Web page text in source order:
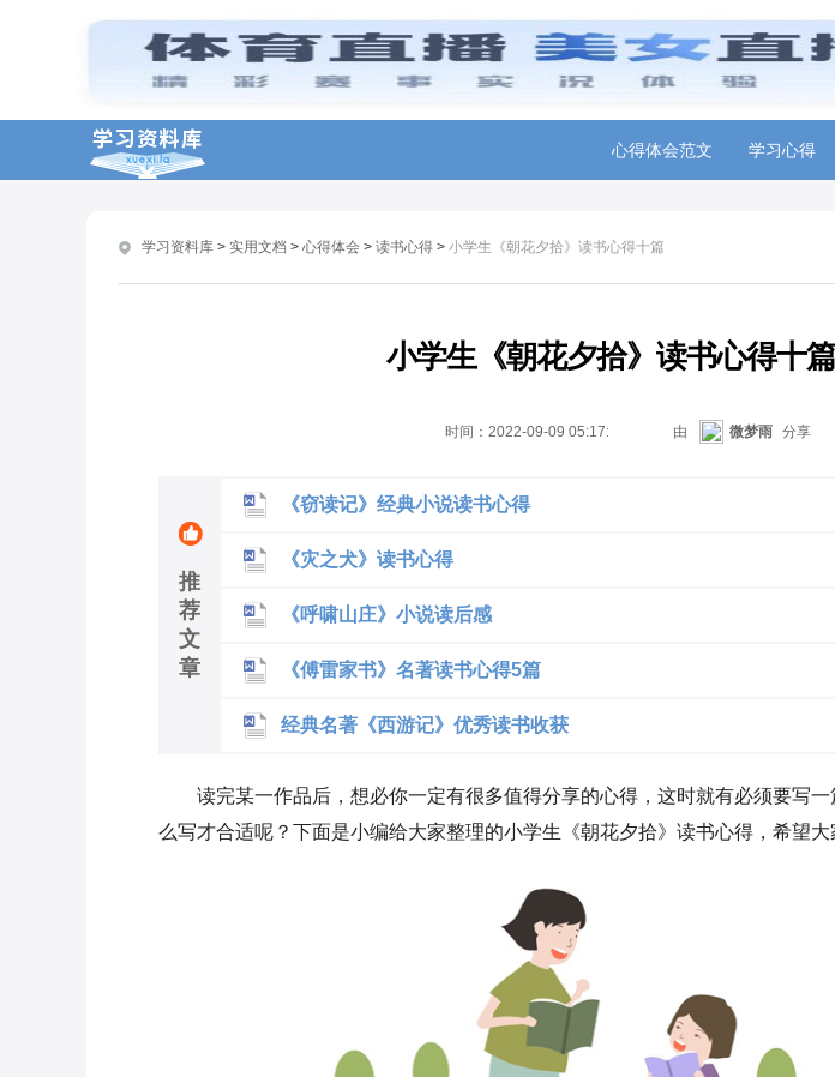
心得体会范文 学习心得
学习资料库 > 实用文档 > 心得体会 > 读书心得 > 小学生《朝花夕拾》读书心得十篇
小学生《朝花夕拾》读书心得十篇
时间： 2022-09-09 05:17:42 由 微梦雨 分享
推
荐
文
章
《窃读记》经典小说读书心得
《灾之犬》读书心得
《呼啸山庄》小说读后感
《傅雷家书》名著读书心得5篇
经典名著《西游记》优秀读书收获
读完某一作品后，想必你一定有很多值得分享的心得，这时就有必须要写
么写才合适呢？下面是小编给大家整理的小学生《朝花夕拾》读书心得，希望大
《红楼梦》优秀读书感悟5篇
《杯弓蛇影》读书感想
《高老头》学生读书笔记
《汤姆索亚历险记》读书感悟